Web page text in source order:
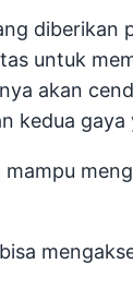
diberikan
untuk
akan
kedua